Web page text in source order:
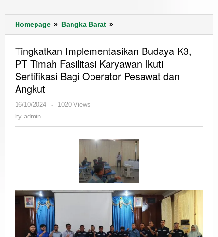
Homepage » Bangka Barat »
Implementasikan
K3,
PT
Timah
Bagi
Pesawat
dan
Angkut
Tingkatkan Implementasikan Budaya K3,
PT Timah Fasilitasi Karyawan Ikuti
Sertifikasi Bagi Operator Pesawat dan
Angkut
16/10/2024
by
-
1020 Views
by admin